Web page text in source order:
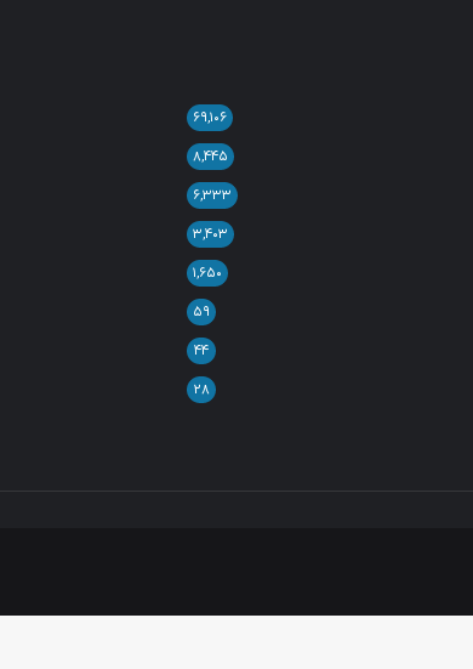
۶۹,۱۰۶
۸,۴۴۵
۶,۳۳۳
۳,۴۰۳
۱,۶۵۰
۵۹
۴۴
۲۸